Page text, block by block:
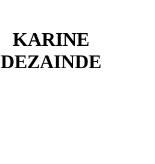
KARINE
DEZAINDE